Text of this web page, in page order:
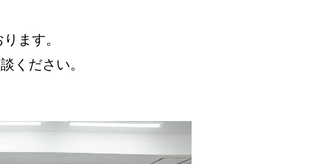
ます。
ください。